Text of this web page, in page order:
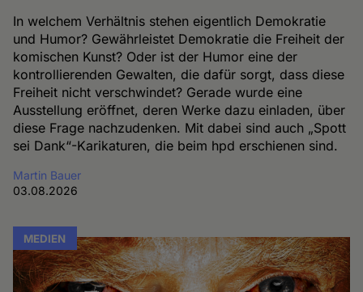
In welchem Verhältnis stehen eigentlich Demokratie
und Humor? Gewährleistet Demokratie die Freiheit der
komischen Kunst? Oder ist der Humor eine der
kontrollierenden Gewalten, die dafür sorgt, dass diese
Freiheit nicht verschwindet? Gerade wurde eine
Ausstellung eröffnet, deren Werke dazu einladen, über
diese Frage nachzudenken. Mit dabei sind auch „Spott
sei Dank“-Karikaturen, die beim hpd erschienen sind.
Martin Bauer
03.08.2026
MEDIEN